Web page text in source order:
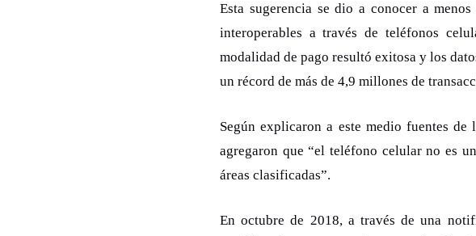
Esta sugerencia se dio a conocer a
interoperables a través de teléfonos
modalidad de pago resultó exitosa y los
un récord de más de 4,9 millones de
Según explicaron a este medio fuentes
agregaron que “el teléfono celular no es
áreas clasificadas”.
En octubre de 2018, a través de una